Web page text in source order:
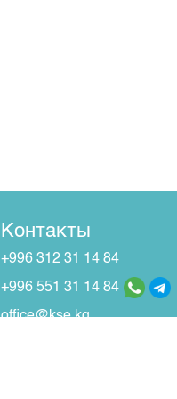
Контакты
+996 312 31 14 84
+996 551 31 14 84
office@kse.kg